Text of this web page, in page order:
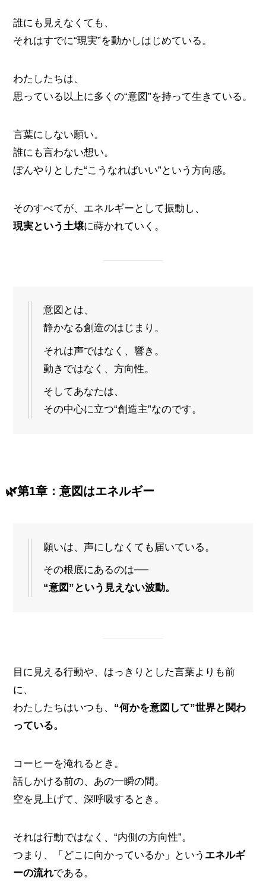
誰にも見えなくても、
それはすでに“現実”を動かしはじめている。
わたしたちは、
思っている以上に多くの“意図”を持って生きている。
言葉にしない願い。
誰にも言わない想い。
ぼんやりとした“こうなればいい”という方向感。
そのすべてが、エネルギーとして振動し、
現実という土壌に蒔かれていく。
意図とは、
静かなる創造のはじまり。
それは声ではなく、響き。
動きではなく、方向性。
そしてあなたは、
その中心に立つ“創造主”なのです。
🌿第1章：意図はエネルギー
願いは、声にしなくても届いている。
その根底にあるのは──
“意図”という見えない波動。
目に見える行動や、はっきりとした言葉よりも前
に、
わたしたちはいつも、 “何かを意図して”世界と関わ
っている。
コーヒーを淹れるとき。
話しかける前の、あの一瞬の間。
空を見上げて、深呼吸するとき。
それは行動ではなく、“内側の方向性”。
つまり、「どこに向かっているか」という エネルギ
ーの流れである。